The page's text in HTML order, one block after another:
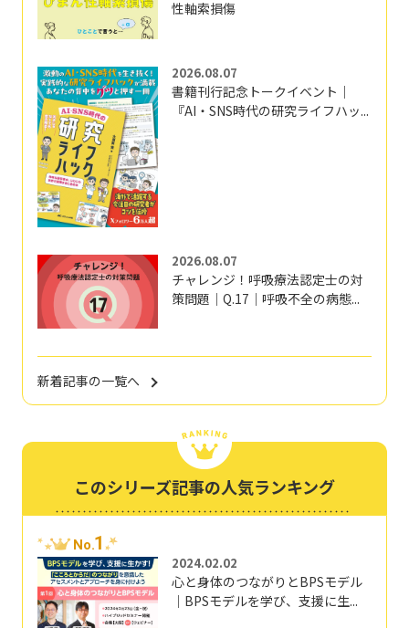
性軸索損傷
2026.08.07
書籍刊行記念トークイベント｜
『AI・SNS時代の研究ライフハッ...
2026.08.07
チャレンジ！呼吸療法認定士の対
策問題｜Q.17｜呼吸不全の病態...
新着記事の一覧へ
このシリーズ記事の人気ランキング
No.1
2024.02.02
心と身体のつながりとBPSモデル
｜BPSモデルを学び、支援に生...